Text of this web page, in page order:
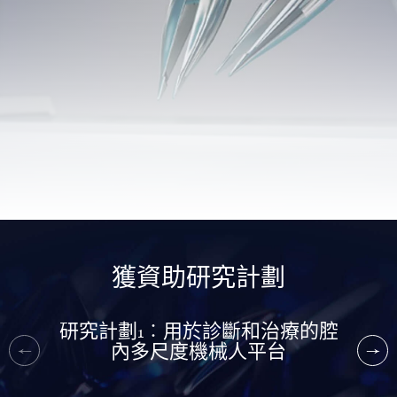
獲資助研究計劃
左
研究計劃1︰用於診斷和治療的腔
內多尺度機械人平台
右